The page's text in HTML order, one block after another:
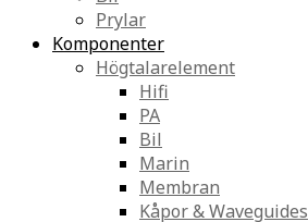
Prylar
Komponenter
Högtalarelement
Hifi
PA
Bil
Marin
Membran
Kåpor & Waveguides